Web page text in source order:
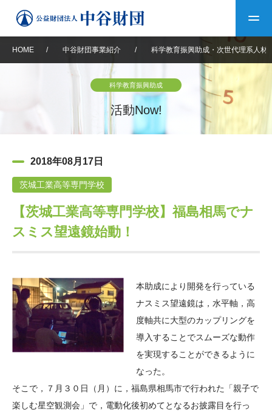
中谷財団について
設立趣意書
沿革 40年史デジタルブック
役員・評議員 公開情報
年報一覧 中谷財団レポート
中谷財団事業紹介
神戸賞 長期大型研究助成
大学院生奨学金
国際学生交流プログラ
ム
科学教育振興助成・
中谷財団動画紹介
その他情報
アクセス よくあるご質問
サイトマップ 中谷財団アーカイブ
日本語 English
HOME / 中谷財団事業紹介 / 科学教育振興助成・次世代理系人材
科学教育振興助成
活動Now!
2018年08月17日
茨城工業高等専門学校
【茨城工業高等専門学校】福島相馬でナ
スミス望遠鏡始動！
本助成により開発を行っている
ナスミス望遠鏡は，水平軸，高
度軸共に大型のカップリングを
導入することでスムーズな動作
を実現することができるように
なった。
そこで，７月３０日（月）に，福島県相馬市で行われた「親子で
楽しむ星空観測会」で，電動化後初めてとなるお披露目を行っ